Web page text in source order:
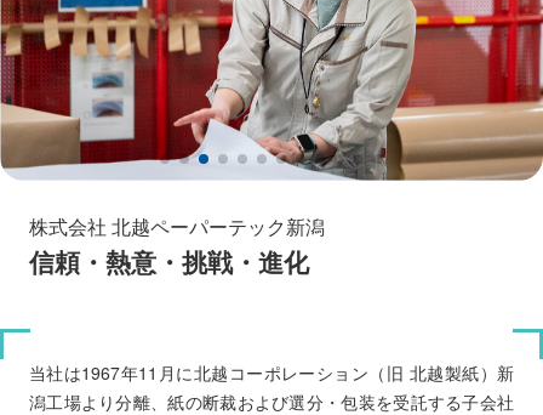
株式会社 北越ペーパーテック新潟
信頼・熱意・挑戦・進化
当社は1967年11月に北越コーポレーション（旧 北越製紙）新
潟工場より分離、紙の断裁および選分・包装を受託する子会社